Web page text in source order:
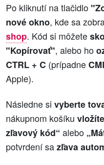
Po kliknutí na tlačidlo
nové okno, kde sa
shop. Kód si môžete
"Kopírovať", alebo ho
CTRL + C (prípadne
Apple).
Následne si vyberte
nákupnom košíku
zľavový kód“ alebo
potvrdení sazľava